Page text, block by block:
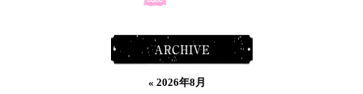
ARCHIVE
« 2026年8月